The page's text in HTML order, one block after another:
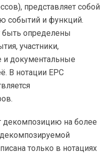
представляет собой
событий и функций.
определены
участники,
и документальные
В нотации EPC
декомпозицию на более
только в нотациях